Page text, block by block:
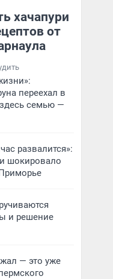
точку на
хачапури
от
переехал в
семью —
развалится»:
шокировало
и решение
— это уже